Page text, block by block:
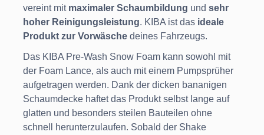
vereint mit maximaler Schaumbildung und sehr
hoher Reinigungsleistung. KIBA ist das ideale
Produkt zur Vorwäsche deines Fahrzeugs.
Das KIBA Pre-Wash Snow Foam kann sowohl mit
der Foam Lance, als auch mit einem Pumpsprüher
aufgetragen werden. Dank der dicken bananigen
Schaumdecke haftet das Produkt selbst lange auf
glatten und besonders steilen Bauteilen ohne
schnell herunterzulaufen. Sobald der Shake